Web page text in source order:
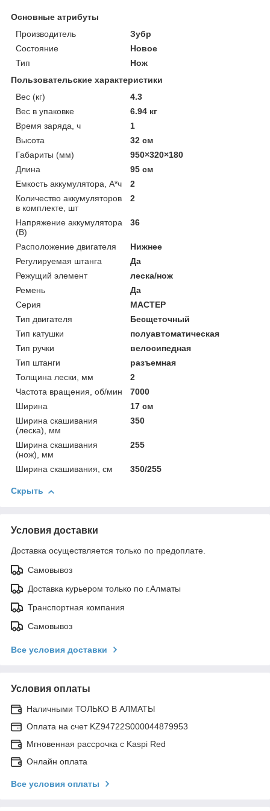
Основные атрибуты
Производитель
Зубр
Состояние
Новое
Тип
Нож
Пользовательские характеристики
Вес (кг)
4.3
Вес в упаковке
6.94 кг
Время заряда, ч
1
Высота
32 см
Габариты (мм)
950×320×180
Длина
95 см
Емкость аккумулятора, А*ч
2
Количество аккумуляторов
в комплекте, шт
2
Напряжение аккумулятора
(В)
36
Расположение двигателя
Нижнее
Регулируемая штанга
Да
Режущий элемент
леска/нож
Ремень
Да
Серия
МАСТЕР
Тип двигателя
Бесщеточный
Тип катушки
полуавтоматическая
Тип ручки
велосипедная
Тип штанги
разъемная
Толщина лески, мм
2
Частота вращения, об/мин
7000
Ширина
17 см
Ширина скашивания
(леска), мм
350
Ширина скашивания
(нож), мм
255
Ширина скашивания, см 350/255
Скрыть
Условия доставки
Доставка осуществляется только по предоплате.
Самовывоз
Доставка курьером только по г.Алматы
Транспортная компания
Самовывоз
Все условия доставки
Условия оплаты
Наличными ТОЛЬКО В АЛМАТЫ
Оплата на счет KZ94722S000044879953
Мгновенная рассрочка с Kaspi Red
Онлайн оплата
Все условия оплаты